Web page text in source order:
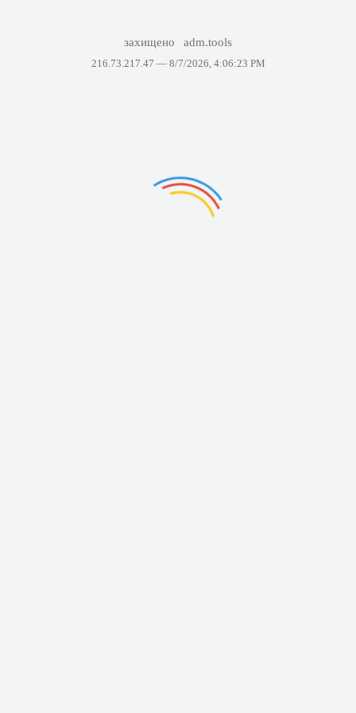
захищено adm.tools
216.73.217.47 — 8/7/2026, 4:06:23 PM